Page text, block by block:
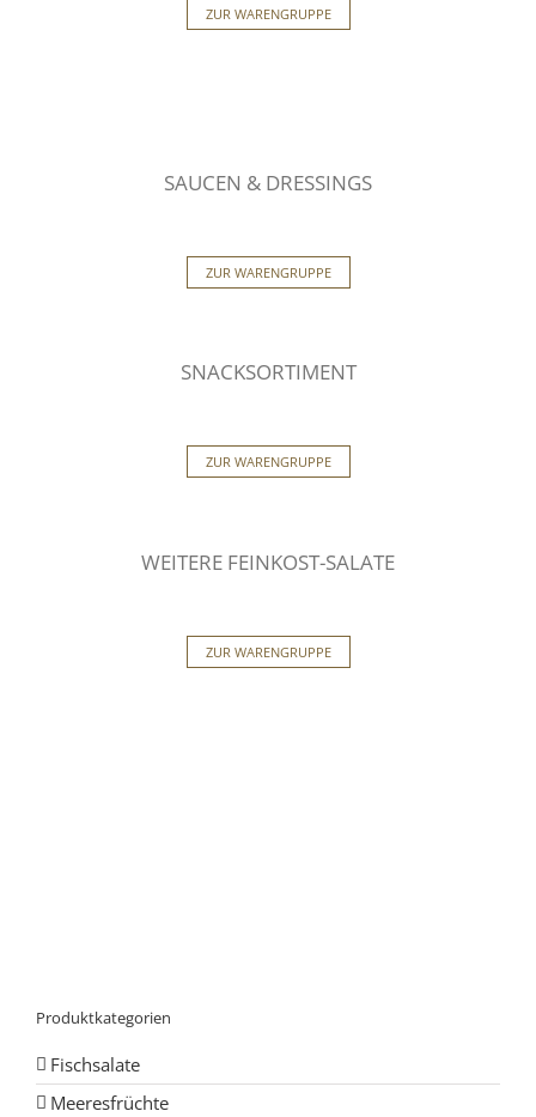
ZUR WARENGRUPPE
SAUCEN & DRESSINGS
ZUR WARENGRUPPE
SNACKSORTIMENT
ZUR WARENGRUPPE
WEITERE FEINKOST-SALATE
ZUR WARENGRUPPE
Produktkategorien
Fischsalate
Meeresfrüchte